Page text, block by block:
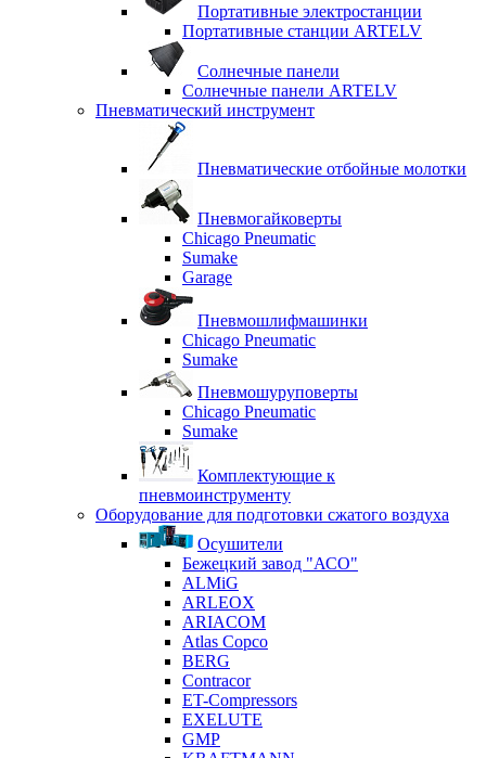
Портативные электростанции
Портативные станции ARTELV
Солнечные панели
Солнечные панели ARTELV
Пневматический инструмент
Пневматические отбойные молотки
Пневмогайковерты
Chicago Pneumatic
Sumake
Garage
Пневмошлифмашинки
Chicago Pneumatic
Sumake
Пневмошуруповерты
Chicago Pneumatic
Sumake
Комплектующие к
пневмоинструменту
Оборудование для подготовки сжатого воздуха
Осушители
Бежецкий завод "АСО"
ALMiG
ARLEOX
ARIACOM
Atlas Copco
BERG
Contracor
ET-Compressors
EXELUTE
GMP